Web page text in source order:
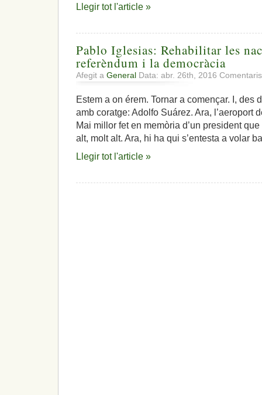
Llegir tot l'article »
Pablo Iglesias: Rehabilitar les
referèndum i la democràcia
Afegit a General Data: abr. 26th, 2016
Estem a on érem. Tornar a començar. I, des
amb coratge: Adolfo Suárez. Ara, l’aeroport
Mai millor fet en memòria d’un president
alt, molt alt. Ara, hi ha qui s’entesta a volar
Llegir tot l'article »